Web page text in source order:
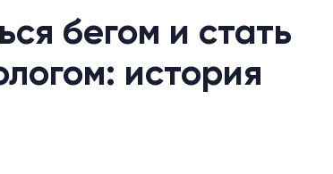
бегом и стать
история